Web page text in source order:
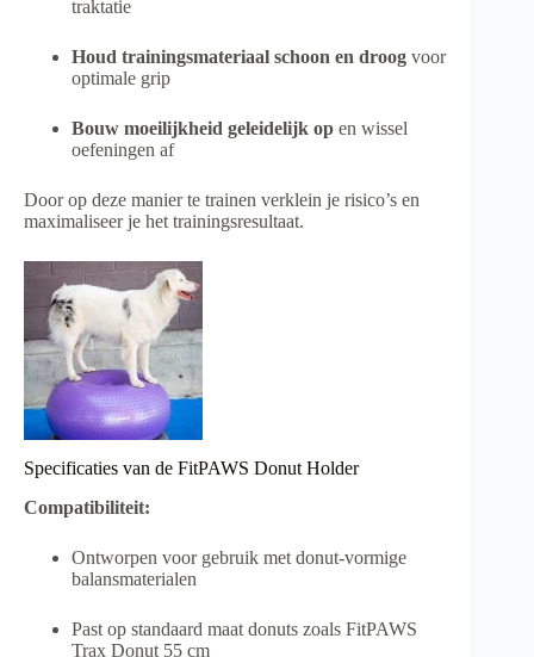
traktatie
Houd trainingsmateriaal schoon en droog voor
optimale grip
Bouw moeilijkheid geleidelijk op en wissel
oefeningen af
Door op deze manier te trainen verklein je risico’s en
maximaliseer je het trainingsresultaat.
Specificaties van de FitPAWS Donut Holder
Compatibiliteit:
Ontworpen voor gebruik met donut-vormige
balansmaterialen
Past op standaard maat donuts zoals FitPAWS
Trax Donut 55 cm